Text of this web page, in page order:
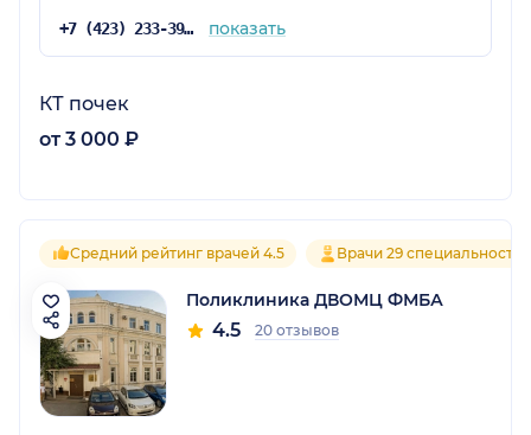
+7 (423) 233-39-64 показать
КТ почек
от 3 000 ₽
Средний рейтинг врачей 4.5 Врачи 29 специальностей
Поликлиника ДВОМЦ ФМБА
4.5 20 отзывов